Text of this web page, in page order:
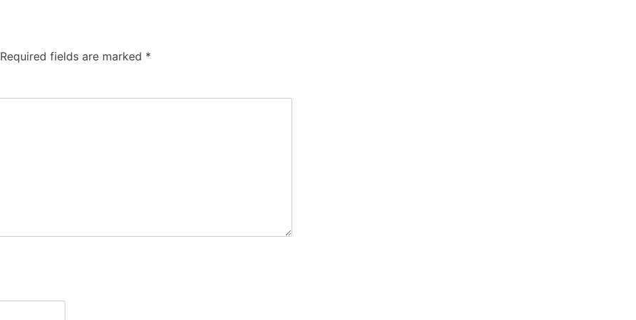
Required fields are marked *